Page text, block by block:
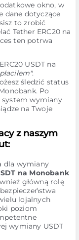
okno, w
dane dotyczące
to zrobić
Tether ERC20 na
ten potrwa
USDT na
.
śledzić status
Po
system wymiany
na Twoje
z naszym
dla wymiany
na Monobank
główną rolę
lojalnych
poziom
wymiany USDT